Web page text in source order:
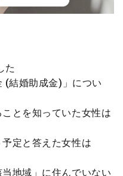
た
(結婚助成金)」につい
とを知っていた女性は
定と答えた女性は
地域」に住んでいない